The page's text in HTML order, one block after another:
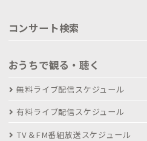
コンサート検索
おうちで観る・聴く
無料ライブ配信スケジュール
有料ライブ配信スケジュール
TV＆FM番組放送スケジュール